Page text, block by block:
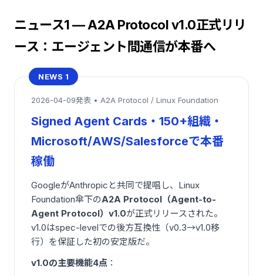
ニュース1 — A2A Protocol v1.0正式リリ
ース：エージェント間通信が本番へ
NEWS 1
2026-04-09発表 • A2A Protocol / Linux Foundation
Signed Agent Cards・150+組織・
Microsoft/AWS/Salesforceで本番
稼働
GoogleがAnthropicと共同で提唱し、Linux
Foundation傘下のA2A Protocol（Agent-to-
Agent Protocol）v1.0が正式リリースされた。
v1.0はspec-levelでの後方互換性（v0.3→v1.0移
行）を保証した初の安定版だ。
v1.0の主要機能4点 ：